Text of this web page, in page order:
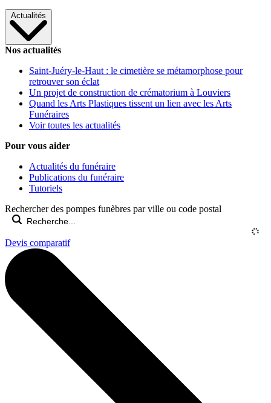
Actualités
Nos actualités
Saint-Juéry-le-Haut : le cimetière se métamorphose pour
retrouver son éclat
Un projet de construction de crématorium à Louviers
Quand les Arts Plastiques tissent un lien avec les Arts
Funéraires
Voir toutes les actualités
Pour vous aider
Actualités du funéraire
Publications du funéraire
Tutoriels
Rechercher des pompes funèbres par ville ou code postal
Devis comparatif